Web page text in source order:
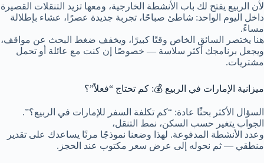
لأن الربيع يفتح لك باب الأنشطة الخارجية، ومعها تزيد التنقلات القصيرة
داخل اليوم الواحد: شاطئ صباحًا، تجربة جديدة عصرًا، عشاء بإطلالة
مساءً.
هنا يختصر السائق الخاص وقتًا كبيرًا، ويخفف ضغط البحث عن مواقف،
ويجعل برنامجك أكثر سلاسة — خصوصًا إن كنت مع عائلة أو تحمل
مشتريات.
ميزانية الإمارات في الربيع 💰: كم تحتاج “فعلاً”؟
السؤال الأكثر بحثًا عادة: “كم تكلفة السفر للإمارات في الربيع؟”.
الجواب يتغير حسب السكن، نمط التنقل،
وعدد الأنشطة المدفوعة. لهذا وضعنا نموذجًا مرنًا يساعدك على تقدير
منطقي — ثم نحوله إلى عرض سعر مكتوب عند الحجز.